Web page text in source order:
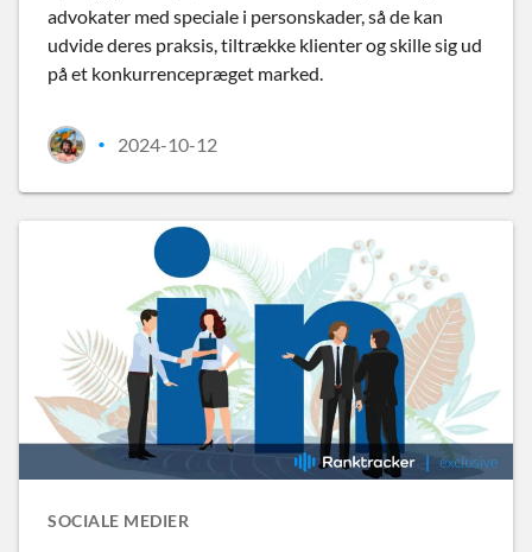
advokater med speciale i personskader, så de kan
udvide deres praksis, tiltrække klienter og skille sig ud
på et konkurrencepræget marked.
• 2024-10-12
SOCIALE MEDIER